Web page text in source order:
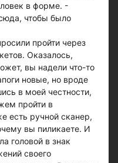
в форме. -
чтобы было
пройти через
Оказалось,
вы надели что-то
новые, но вроде
в моей честности,
пройти в
есть ручной сканер,
вы пиликаете. И
головой в знак
своего